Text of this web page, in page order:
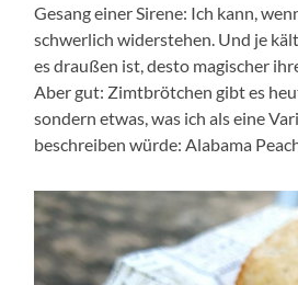
Gesang einer Sirene: Ich kann,
schwerlich widerstehen. Und je
es draußen ist, desto magischer
Aber gut: Zimtbrötchen gibt es
sondern etwas, was ich als eine
beschreiben würde: Alabama